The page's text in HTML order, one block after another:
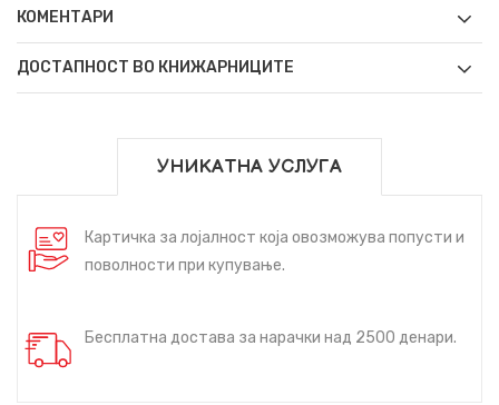
КОМЕНТАРИ
ДОСТАПНОСТ ВО КНИЖАРНИЦИТЕ
УНИКАТНА УСЛУГА
Картичка за лојалност која овозможува попусти и
поволности при купување.
Бесплатна достава за нарачки над 2500 денари.